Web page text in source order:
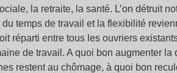
la retraite, la santé. L’on détruit
temps de travail et la flexibilité
réparti entre tous les ouvriers
de travail. A quoi bon augmenter
restent au chômage, à quoi bon